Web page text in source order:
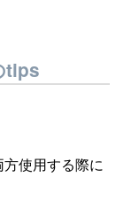
tips
使用する際に